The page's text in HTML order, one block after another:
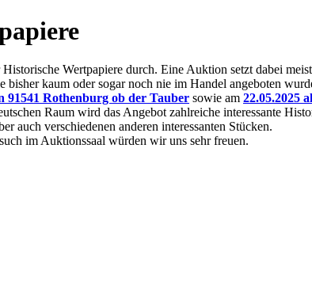
Wertpapiere durch. Eine Auktion setzt dabei
bisher kaum oder sogar noch nie im Handel angeboten
91541 Rothenburg ob der Tauber sowie am 22.05.2025
Raum wird das Angebot zahlreiche interessante
auch verschiedenen anderen interessanten Stücken.
im Auktionssaal würden wir uns sehr freuen.